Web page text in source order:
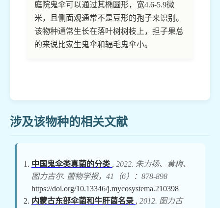
庭院鬼伞可以通过其椭圆形，宽4.6-5.9微
米，且侧面观通常不是豆形的孢子来识别。
该物种通常生长在落叶树树枝上，担子果总
的来说比家生鬼伞和辐毛鬼伞小。
涉及该物种的相关文献
中国鬼伞类真菌的分类 , 2022. 朱力扬、黄梅、
图力古尔. 菌物学报，41（6）：878-898
https://doi.org/10.13346/j.mycosystema.210398
内蒙古东部伞菌和牛肝菌名录 , 2012. 图力古